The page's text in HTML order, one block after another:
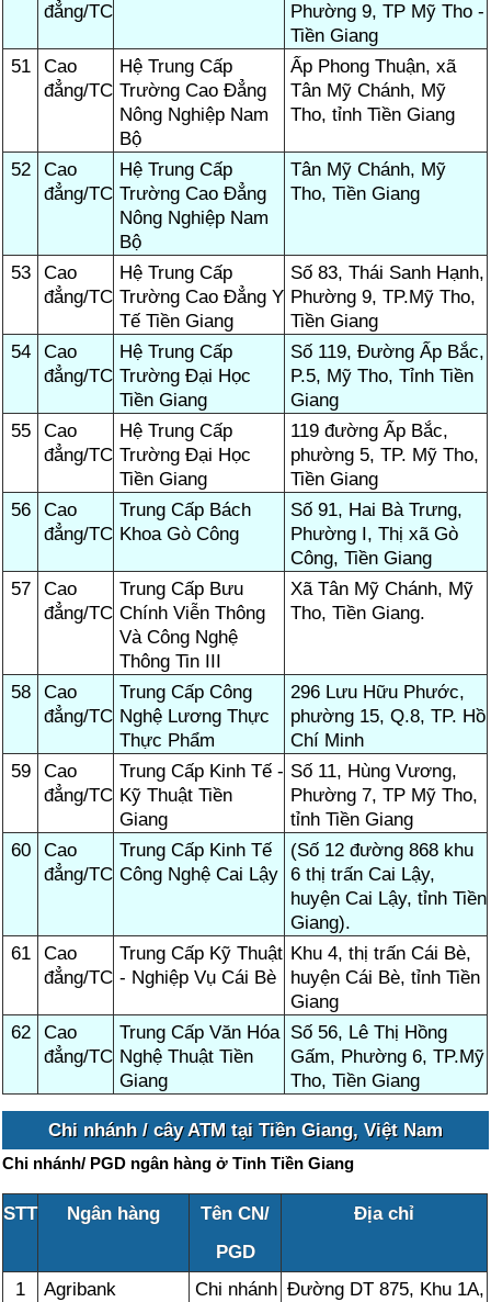
đẳng/TC
Phường 9, TP Mỹ Tho -
Tiền Giang
51
Cao
đẳng/TC
Hệ Trung Cấp
Trường Cao Đẳng
Nông Nghiệp Nam
Bộ
Ấp Phong Thuận, xã
Tân Mỹ Chánh, Mỹ
Tho, tỉnh Tiền Giang
52
Cao
đẳng/TC
Hệ Trung Cấp
Trường Cao Đẳng
Nông Nghiệp Nam
Bộ
Tân Mỹ Chánh, Mỹ
Tho, Tiền Giang
53
Cao
đẳng/TC
Hệ Trung Cấp
Trường Cao Đẳng Y
Tế Tiền Giang
Số 83, Thái Sanh Hạnh,
Phường 9, TP.Mỹ Tho,
Tiền Giang
54
Cao
đẳng/TC
Hệ Trung Cấp
Trường Đại Học
Tiền Giang
Số 119, Đường Ấp Bắc,
P.5, Mỹ Tho, Tỉnh Tiền
Giang
55
Cao
đẳng/TC
Hệ Trung Cấp
Trường Đại Học
Tiền Giang
119 đường Ấp Bắc,
phường 5, TP. Mỹ Tho,
Tiền Giang
56
Cao
đẳng/TC
Trung Cấp Bách
Khoa Gò Công
Số 91, Hai Bà Trưng,
Phường I, Thị xã Gò
Công, Tiền Giang
57
Cao
đẳng/TC
Trung Cấp Bưu
Chính Viễn Thông
Và Công Nghệ
Thông Tin III
Xã Tân Mỹ Chánh, Mỹ
Tho, Tiền Giang.
58
Cao
đẳng/TC
Trung Cấp Công
Nghệ Lương Thực
Thực Phẩm
296 Lưu Hữu Phước,
phường 15, Q.8, TP. Hồ
Chí Minh
59
Cao
đẳng/TC
Trung Cấp Kinh Tế -
Kỹ Thuật Tiền
Giang
Số 11, Hùng Vương,
Phường 7, TP Mỹ Tho,
tỉnh Tiền Giang
60
Cao
đẳng/TC
Trung Cấp Kinh Tế
Công Nghệ Cai Lậy
(Số 12 đường 868 khu
6 thị trấn Cai Lậy,
huyện Cai Lậy, tỉnh Tiền
Giang).
61
Cao
đẳng/TC
Trung Cấp Kỹ Thuật
- Nghiệp Vụ Cái Bè
Khu 4, thị trấn Cái Bè,
huyện Cái Bè, tỉnh Tiền
Giang
62
Cao
đẳng/TC
Trung Cấp Văn Hóa
Nghệ Thuật Tiền
Giang
Số 56, Lê Thị Hồng
Gấm, Phường 6, TP.Mỹ
Tho, Tiền Giang
Chi nhánh / cây ATM tại Tiền Giang, Việt Nam
Chi nhánh/ PGD ngân hàng ở Tỉnh Tiền Giang
STT Ngân hàng
Tên CN/
PGD
Địa chỉ
1 Agribank
Chi nhánh Đường DT 875, Khu 1A,